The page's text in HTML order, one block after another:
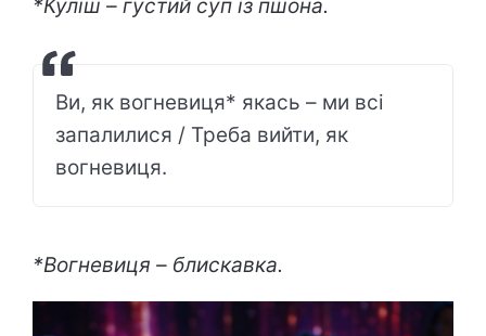
*Куліш – густий суп із пшона.
Ви, як вогневиця* якась – ми всі
запалилися / Треба вийти, як
вогневиця.
*Вогневиця – блискавка.